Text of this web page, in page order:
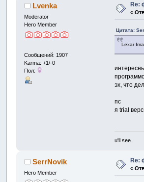
Lvenka
Moderator
Hero Member
Сообщений: 1907
Karma: +1/-0
Пол:
Re:
«
Цитата:
Lexar
эх, что
пс
я trial
u'll see..
SerrNovik
Hero Member
Re:
«